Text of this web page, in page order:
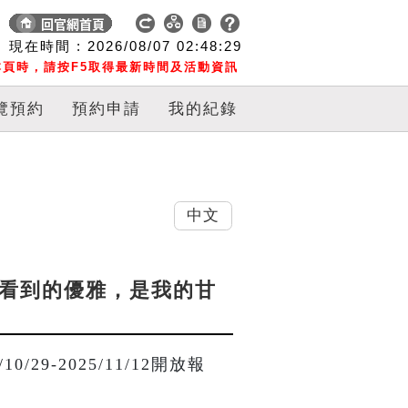
現在時間 : 2026/08/07 02:48:30
時，請按F5取得最新時間及活動資訊
預約 預約申請 我的紀錄
到的優雅，是我的甘
29-2025/11/12開放報